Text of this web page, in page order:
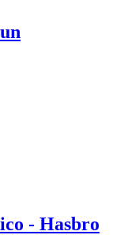
- Hasbro